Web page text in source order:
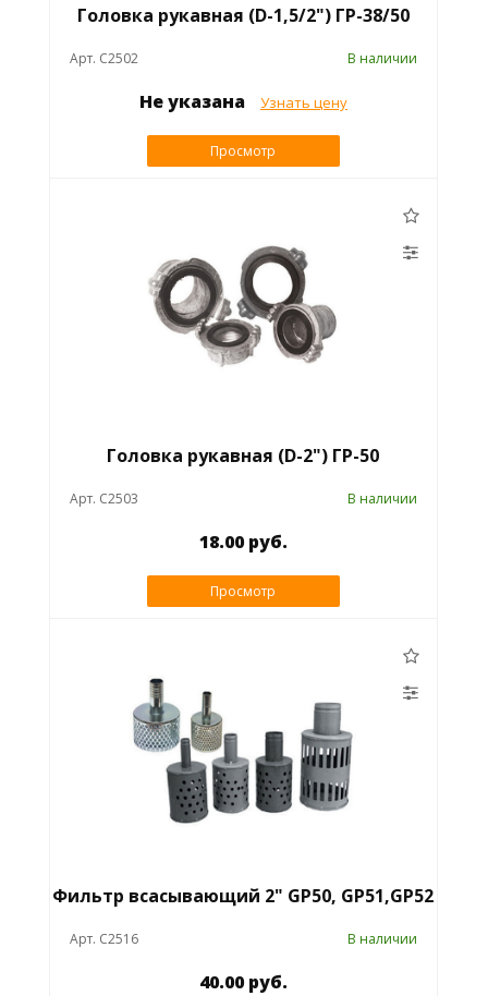
Головка рукавная (D-1,5/2") ГР-38/50
Арт. C2502 В наличии
Не указана Узнать цену
Просмотр
Головка рукавная (D-2") ГР-50
Арт. C2503 В наличии
18.00 руб.
Просмотр
Фильтр всасывающий 2" GP50, GP51,GP52
Арт. C2516 В наличии
40.00 руб.